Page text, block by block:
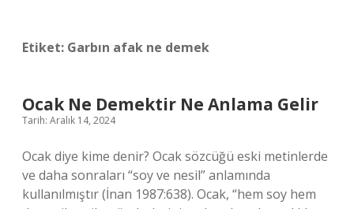
Etiket: Garbın afak ne demek
Ocak Ne Demektir Ne Anlama Gelir
Tarih: Aralık 14, 2024
Ocak diye kime denir? Ocak sözcüğü eski metinlerde
ve daha sonraları “soy ve nesil” anlamında
kullanılmıştır (İnan 1987:638). Ocak, “hem soy hem